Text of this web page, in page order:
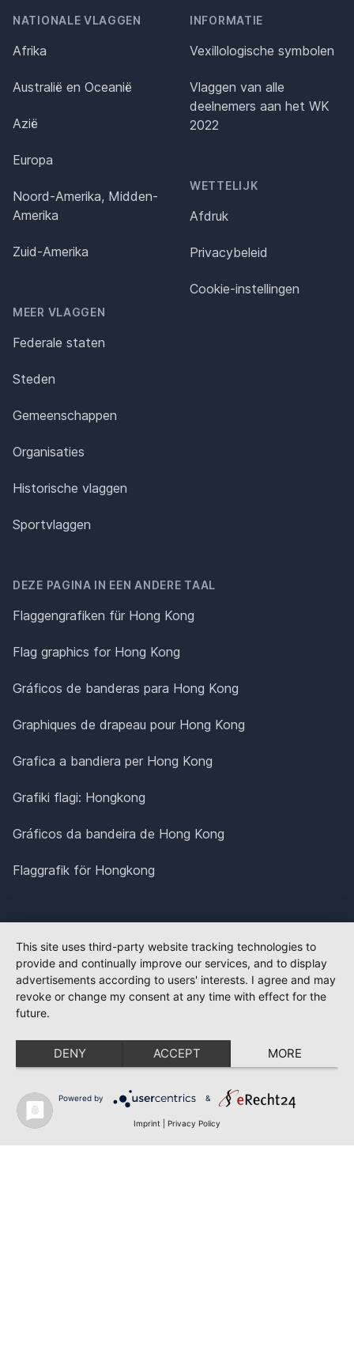
NATIONALE VLAGGEN
Afrika
Australië en Oceanië
Azië
Europa
Noord-Amerika, Midden-
Amerika
Zuid-Amerika
MEER VLAGGEN
Federale staten
Steden
Gemeenschappen
Organisaties
Historische vlaggen
Sportvlaggen
INFORMATIE
Vexillologische symbolen
Vlaggen van alle
deelnemers aan het WK
2022
WETTELIJK
Afdruk
Privacybeleid
Cookie-instellingen
DEZE PAGINA IN EEN ANDERE TAAL
Flaggengrafiken für Hong Kong
Flag graphics for Hong Kong
Gráficos de banderas para Hong Kong
Graphiques de drapeau pour Hong Kong
Grafica a bandiera per Hong Kong
Grafiki flagi: Hongkong
Gráficos da bandeira de Hong Kong
Flaggrafik för Hongkong
This site uses third-party website tracking technologies to
provide and continually improve our services, and to display
advertisements according to users' interests. I agree and may
revoke or change my consent at any time with effect for the
future.
DENY ACCEPT MORE
Powered by &
Imprint Privacy Policy